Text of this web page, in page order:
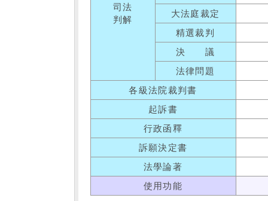
司法
判解
大法庭裁定
精選裁判
決 議
法律問題
各級法院裁判書
起訴書
行政函釋
訴願決定書
法學論著
使用功能